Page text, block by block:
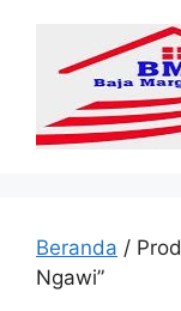
Beranda /
Ngawi”